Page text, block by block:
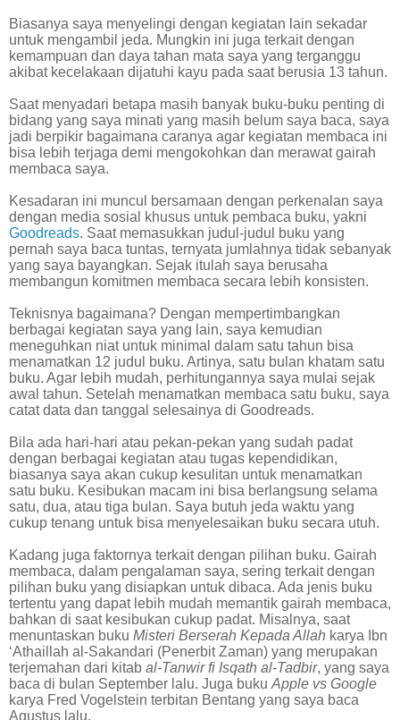
Biasanya saya menyelingi dengan kegiatan lain sekadar
untuk mengambil jeda. Mungkin ini juga terkait dengan
kemampuan dan daya tahan mata saya yang terganggu
akibat kecelakaan dijatuhi kayu pada saat berusia 13 tahun.
Saat menyadari betapa masih banyak buku-buku penting di
bidang yang saya minati yang masih belum saya baca, saya
jadi berpikir bagaimana caranya agar kegiatan membaca ini
bisa lebih terjaga demi mengokohkan dan merawat gairah
membaca saya.
Kesadaran ini muncul bersamaan dengan perkenalan saya
dengan media sosial khusus untuk pembaca buku, yakni
Goodreads. Saat memasukkan judul-judul buku yang
pernah saya baca tuntas, ternyata jumlahnya tidak sebanyak
yang saya bayangkan. Sejak itulah saya berusaha
membangun komitmen membaca secara lebih konsisten.
Teknisnya bagaimana? Dengan mempertimbangkan
berbagai kegiatan saya yang lain, saya kemudian
meneguhkan niat untuk minimal dalam satu tahun bisa
menamatkan 12 judul buku. Artinya, satu bulan khatam satu
buku. Agar lebih mudah, perhitungannya saya mulai sejak
awal tahun. Setelah menamatkan membaca satu buku, saya
catat data dan tanggal selesainya di Goodreads.
Bila ada hari-hari atau pekan-pekan yang sudah padat
dengan berbagai kegiatan atau tugas kependidikan,
biasanya saya akan cukup kesulitan untuk menamatkan
satu buku. Kesibukan macam ini bisa berlangsung selama
satu, dua, atau tiga bulan. Saya butuh jeda waktu yang
cukup tenang untuk bisa menyelesaikan buku secara utuh.
Kadang juga faktornya terkait dengan pilihan buku. Gairah
membaca, dalam pengalaman saya, sering terkait dengan
pilihan buku yang disiapkan untuk dibaca. Ada jenis buku
tertentu yang dapat lebih mudah memantik gairah membaca,
bahkan di saat kesibukan cukup padat. Misalnya, saat
menuntaskan buku Misteri Berserah Kepada Allah karya Ibn
‘Athaillah al-Sakandari (Penerbit Zaman) yang merupakan
terjemahan dari kitab al-Tanwir fi Isqath al-Tadbir, yang saya
baca di bulan September lalu. Juga buku Apple vs Google
karya Fred Vogelstein terbitan Bentang yang saya baca
Agustus lalu.